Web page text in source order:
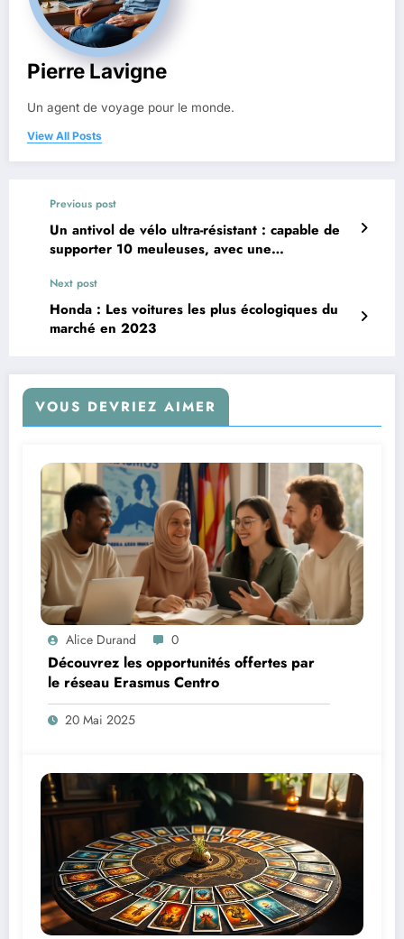
Pierre Lavigne
Un agent de voyage pour le monde.
View All Posts
Previous post
Un antivol de vélo ultra-résistant : capable de
supporter 10 meuleuses, avec une
innovante
Next post
Honda : Les voitures les plus écologiques du
marché en 2023
VOUS DEVRIEZ AIMER
Alice Durand 0
Découvrez les opportunités offertes par
le réseau Erasmus Centro
20 Mai 2025